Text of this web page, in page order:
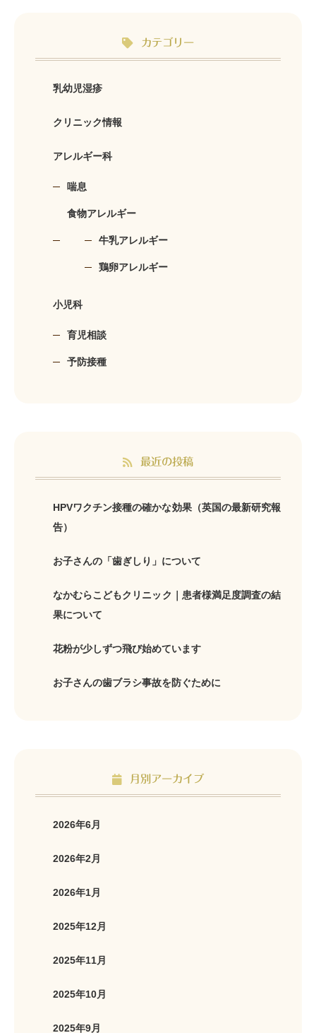
カテゴリー
乳幼児湿疹
クリニック情報
アレルギー科
喘息
食物アレルギー
牛乳アレルギー
鶏卵アレルギー
小児科
育児相談
予防接種
最近の投稿
HPVワクチン接種の確かな効果（英国の最新研究報
告）
お子さんの「歯ぎしり」について
なかむらこどもクリニック｜患者様満足度調査の結
果について
花粉が少しずつ飛び始めています
お子さんの歯ブラシ事故を防ぐために
月別アーカイブ
2026年6月
2026年2月
2026年1月
2025年12月
2025年11月
2025年10月
2025年9月